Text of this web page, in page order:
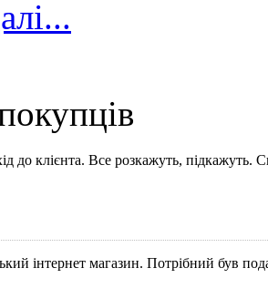
до клієнта. Все розкажуть, підкажуть.
інтернет магазин. Потрібний був